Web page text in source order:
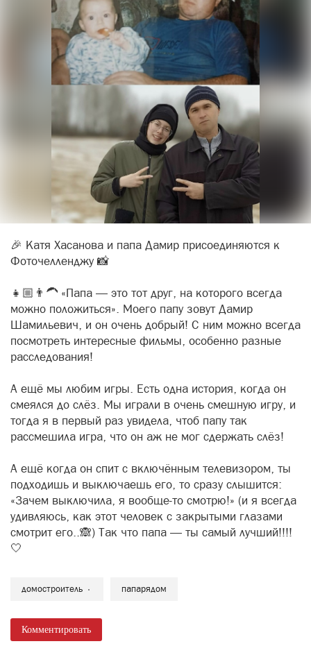
🎉 Катя Хасанова и папа Дамир присоединяются к
Фоточелленджу 📸
👧🏼👨‍🦱 «Папа — это тот друг, на которого всегда
можно положиться». Моего папу зовут Дамир
Шамильевич, и он очень добрый! С ним можно всегда
посмотреть интересные фильмы, особенно разные
расследования!
А ещё мы любим игры. Есть одна история, когда он
смеялся до слёз. Мы играли в очень смешную игру, и
тогда я в первый раз увидела, чтоб папу так
рассмешила игра, что он аж не мог сдержать слёз!
А ещё когда он спит с включённым телевизором, ты
подходишь и выключаешь его, то сразу слышится:
«Зачем выключила, я вообще-то смотрю!» (и я всегда
удивляюсь, как этот человек с закрытыми глазами
смотрит его..🙈) Так что папа — ты самый лучший!!!!
🤍
домостроитель папарядом
Комментировать